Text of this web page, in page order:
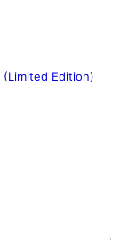
Edition)